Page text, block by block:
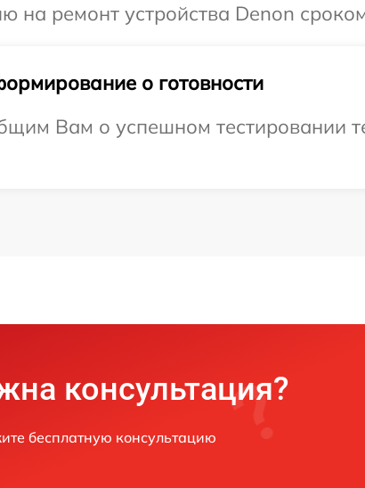
на ремонт устройства Denon
о готовности
Вам о успешном тестировании
консультация?
бесплатную консультацию